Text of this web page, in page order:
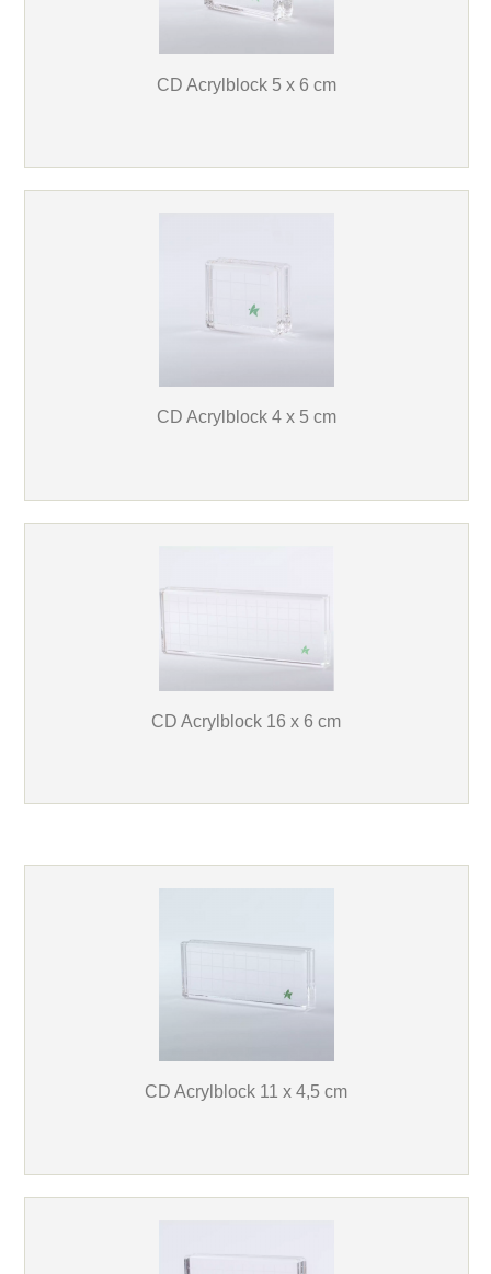
CD Acrylblock 5 x 6 cm
CD Acrylblock 4 x 5 cm
CD Acrylblock 16 x 6 cm
CD Acrylblock 11 x 4,5 cm